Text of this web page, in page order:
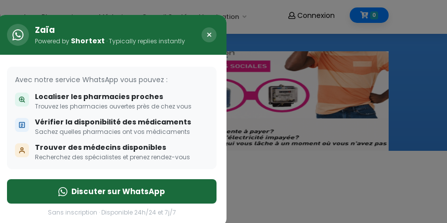
Pharmacies Médecins Conseil Santé Vaccination 0
Connexion
Dream
à pique!
Zaïa
Powered by Shortext · Typically replies instantly ×
Avec notre service WhatsApp vous pouvez :
Localiser les pharmacies proches
Trouvez les pharmacies ouvertes près de chez vous
Vérifier la disponibilité des médicaments
Sachez quelles pharmacies ont vos médicaments
Trouver des médecins disponibles
Recherchez des spécialistes et prenez rendez-vous
Discuter sur WhatsApp
Sans inscription · Disponible 24h/24 et 7j/7